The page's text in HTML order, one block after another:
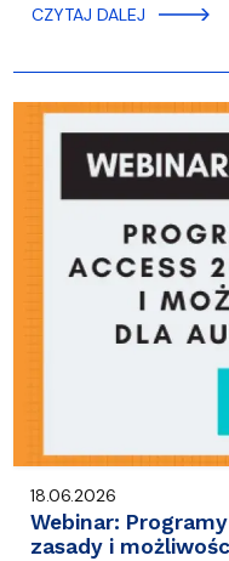
CZYTAJ DALEJ
18.06.2026
Webinar:
zasady i